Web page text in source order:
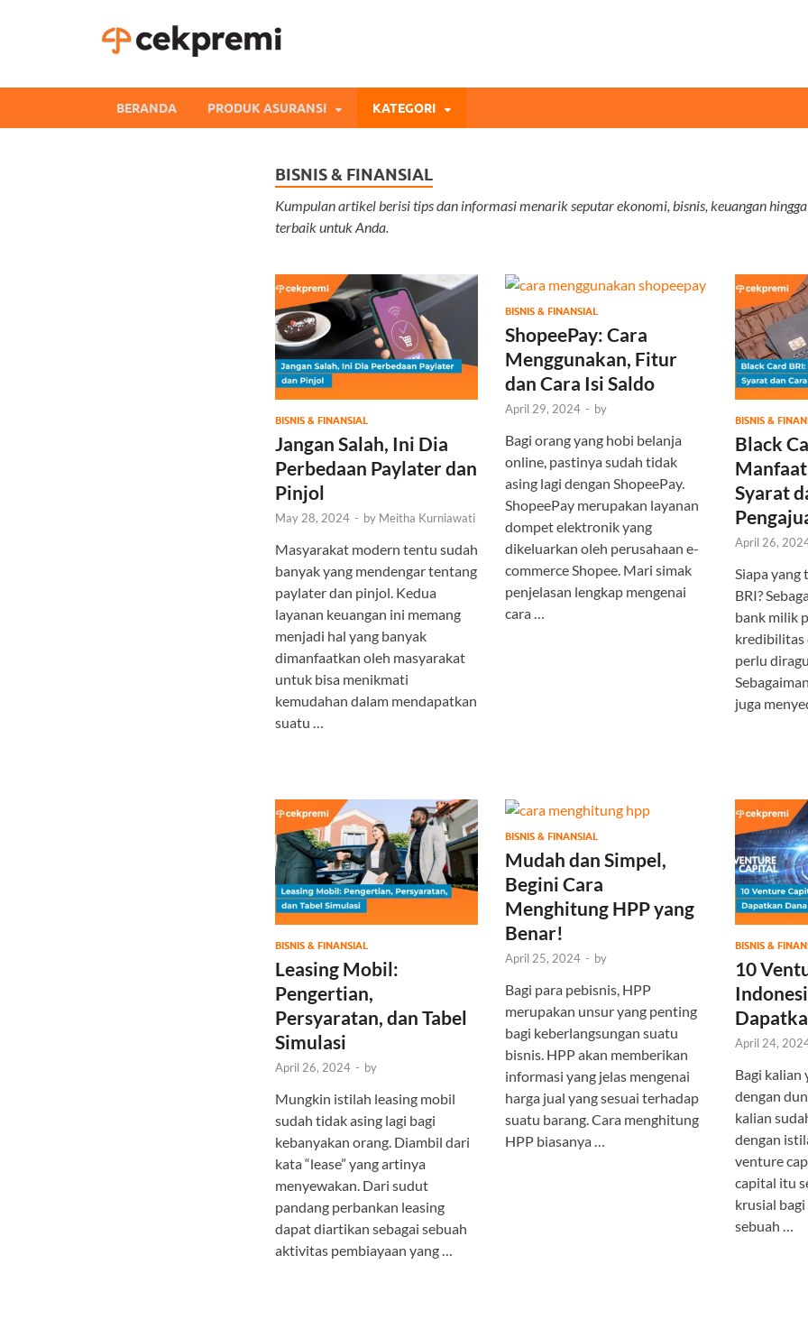
BERANDA PRODUK ASURANSI KATEGORI
BISNIS & FINANSIAL
Kumpulan artikel berisi tips dan informasi menarik seputar ekonomi, bisnis, keuangan
terbaik untuk Anda.
BISNIS & FINANSIAL
Jangan Salah, Ini Dia
Perbedaan Paylater dan
Pinjol
May 28, 2024 - by Meitha Kurniawati
Masyarakat modern tentu sudah
banyak yang mendengar tentang
paylater dan pinjol. Kedua
layanan keuangan ini memang
menjadi hal yang banyak
dimanfaatkan oleh masyarakat
untuk bisa menikmati
kemudahan dalam mendapatkan
suatu …
BISNIS & FINANSIAL
ShopeePay: Cara
Menggunakan, Fitur
dan Cara Isi Saldo
April 29, 2024 - by
Bagi orang yang hobi belanja
online, pastinya sudah tidak
asing lagi dengan ShopeePay.
ShopeePay merupakan layanan
dompet elektronik yang
dikeluarkan oleh perusahaan e-
commerce Shopee. Mari simak
penjelasan lengkap mengenai
cara …
BISNIS &
Black
Syarat
April 26,
Siapa yang
BRI?
bank milik
kredibilitas
perlu
juga
BISNIS & FINANSIAL
Leasing Mobil:
Pengertian,
Persyaratan, dan Tabel
Simulasi
April 26, 2024 - by
Mungkin istilah leasing mobil
sudah tidak asing lagi bagi
kebanyakan orang. Diambil dari
kata “lease” yang artinya
menyewakan. Dari sudut
pandang perbankan leasing
dapat diartikan sebagai sebuah
aktivitas pembiayaan yang …
BISNIS & FINANSIAL
Mudah dan Simpel,
Begini Cara
Menghitung HPP yang
Benar!
April 25, 2024 - by
Bagi para pebisnis, HPP
merupakan unsur yang penting
bagi keberlangsungan suatu
bisnis. HPP akan memberikan
informasi yang jelas mengenai
harga jual yang sesuai terhadap
suatu barang. Cara menghitung
HPP biasanya …
BISNIS &
10
April 24,
Bagi kalian
dengan
kalian
dengan
venture
capital itu
krusial
sebuah …